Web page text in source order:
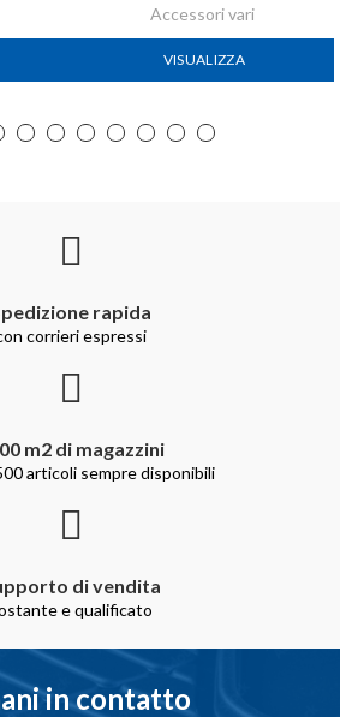
Accessori vari
VISUALIZZA
rapida
corrieri espressi
m2 di magazzini
articoli sempre disponibili
di vendita
e qualificato
in contatto